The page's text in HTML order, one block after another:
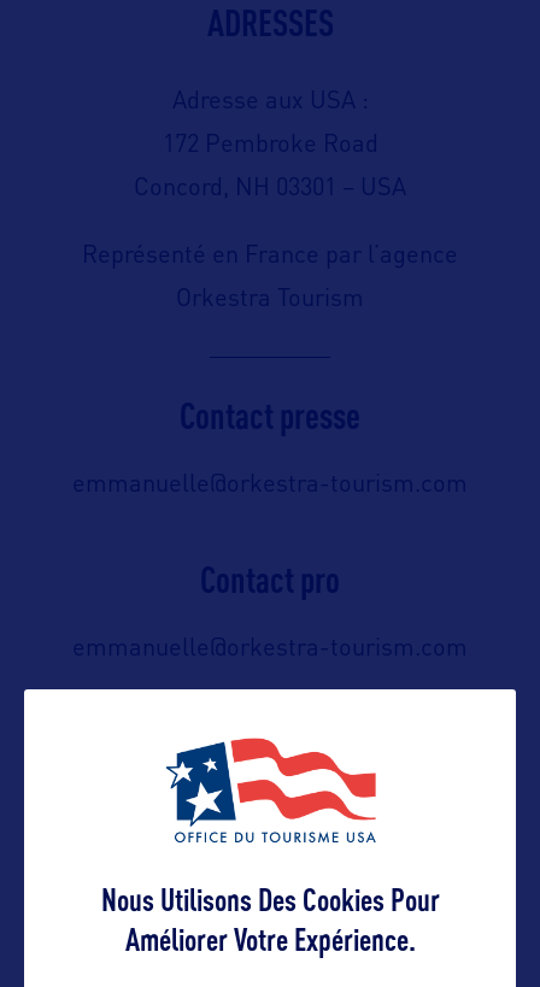
ADRESSES
Adresse aux USA :
172 Pembroke Road
Concord, NH 03301 – USA
Représenté en France par l’agence
Orkestra Tourism
Contact presse
emmanuelle@orkestra-tourism.com
Contact pro
emmanuelle@orkestra-tourism.com
Contact grand public
emmanuelle@orkestra-tourism.com
Suivre
Nous Utilisons Des Cookies Pour
Améliorer Votre Expérience.